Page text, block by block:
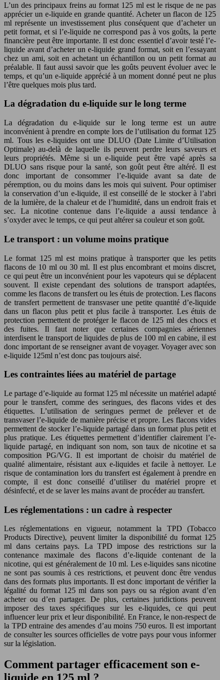
L’un des principaux freins au format 125 ml est le risque de ne pas
apprécier un e-liquide en grande quantité. Acheter un flacon de 125
ml représente un investissement plus conséquent que d’acheter un
petit format, et si l’e-liquide ne correspond pas à vos goûts, la perte
financière peut être importante. Il est donc essentiel d’avoir testé l’e-
liquide avant d’acheter un e-liquide grand format, soit en l’essayant
chez un ami, soit en achetant un échantillon ou un petit format au
préalable. Il faut aussi savoir que les goûts peuvent évoluer avec le
temps, et qu’un e-liquide apprécié à un moment donné peut ne plus
l’être quelques mois plus tard.
La dégradation du e-liquide sur le long terme
La dégradation du e-liquide sur le long terme est un autre
inconvénient à prendre en compte lors de l’utilisation du format 125
ml. Tous les e-liquides ont une DLUO (Date Limite d’Utilisation
Optimale) au-delà de laquelle ils peuvent perdre leurs saveurs et
leurs propriétés. Même si un e-liquide peut être vapé après sa
DLUO sans risque pour la santé, son goût peut être altéré. Il est
donc important de consommer l’e-liquide avant sa date de
péremption, ou du moins dans les mois qui suivent. Pour optimiser
la conservation d’un e-liquide, il est conseillé de le stocker à l’abri
de la lumière, de la chaleur et de l’humidité, dans un endroit frais et
sec. La nicotine contenue dans l’e-liquide a aussi tendance à
s’oxyder avec le temps, ce qui peut altérer sa couleur et son goût.
Le transport : un volume moins pratique
Le format 125 ml est moins pratique à transporter que les petits
flacons de 10 ml ou 30 ml. Il est plus encombrant et moins discret,
ce qui peut être un inconvénient pour les vapoteurs qui se déplacent
souvent. Il existe cependant des solutions de transport adaptées,
comme les flacons de transfert ou les étuis de protection. Les flacons
de transfert permettent de transvaser une petite quantité d’e-liquide
dans un flacon plus petit et plus facile à transporter. Les étuis de
protection permettent de protéger le flacon de 125 ml des chocs et
des fuites. Il faut noter que certaines compagnies aériennes
interdisent le transport de liquides de plus de 100 ml en cabine, il est
donc important de se renseigner avant de voyager. Voyager avec son
e-liquide 125ml n’est donc pas toujours aisé.
Les contraintes liées au matériel de partage
Le partage d’e-liquide au format 125 ml nécessite un matériel adapté
pour le transfert, comme des seringues, des flacons vides et des
étiquettes. L’utilisation de seringues permet de prélever et de
transvaser l’e-liquide de manière précise et propre. Les flacons vides
permettent de stocker l’e-liquide partagé dans un format plus petit et
plus pratique. Les étiquettes permettent d’identifier clairement l’e-
liquide partagé, en indiquant son nom, son taux de nicotine et sa
composition PG/VG. Il est important de choisir du matériel de
qualité alimentaire, résistant aux e-liquides et facile à nettoyer. Le
risque de contamination lors du transfert est également à prendre en
compte, il est donc conseillé d’utiliser du matériel propre et
désinfecté, et de se laver les mains avant de procéder au transfert.
Les réglementations : un cadre à respecter
Les réglementations en vigueur, notamment la TPD (Tobacco
Products Directive), peuvent limiter la disponibilité du format 125
ml dans certains pays. La TPD impose des restrictions sur la
contenance maximale des flacons d’e-liquide contenant de la
nicotine, qui est généralement de 10 ml. Les e-liquides sans nicotine
ne sont pas soumis à ces restrictions, et peuvent donc être vendus
dans des formats plus importants. Il est donc important de vérifier la
légalité du format 125 ml dans son pays ou sa région avant d’en
acheter ou d’en partager. De plus, certaines juridictions peuvent
imposer des taxes spécifiques sur les e-liquides, ce qui peut
influencer leur prix et leur disponibilité. En France, le non-respect de
la TPD entraine des amendes d’au moins 750 euros. Il est important
de consulter les sources officielles de votre pays pour vous informer
sur la législation.
Comment partager efficacement son e-